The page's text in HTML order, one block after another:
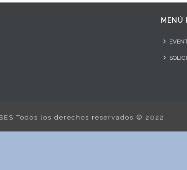
MENÚ
Todos los derechos reservados © 2022